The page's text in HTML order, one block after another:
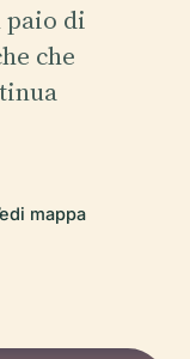
paio di
che
mappa